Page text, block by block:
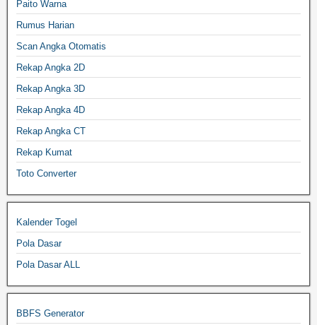
Paito Warna
Rumus Harian
Scan Angka Otomatis
Rekap Angka 2D
Rekap Angka 3D
Rekap Angka 4D
Rekap Angka CT
Rekap Kumat
Toto Converter
Kalender Togel
Pola Dasar
Pola Dasar ALL
BBFS Generator